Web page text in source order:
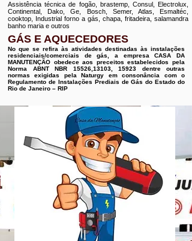
Assistência técnica de fogão, brastemp, Consul, Electrolux,
Continental, Dako, Ge, Bosch, Semer, Atlas, Esmaltéc,
cooktop, Industrial forno a gás, chapa, fritadeira, salamandra
banho maria e outros
GÁS E AQUECEDORES
No que se refira às atividades destinadas às instalações
residenciais/comerciais de gás, a empresa CASA DA
MANUTENÇÃO obedece aos preceitos estabelecidos pela
Norma ABNT NBR 15526,13103, 15923 dentre outras
normas exigidas pela Naturgy em consonância com o
Regulamento de Instalações Prediais de Gás do Estado do
Rio de Janeiro – RIP